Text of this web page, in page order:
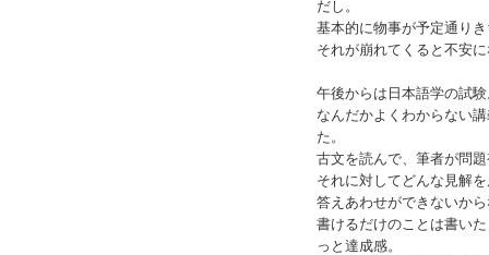
だし。
基本的に物事が予定通り
それが崩れてくると不安
午後からは日本語学の試
なんだかよくわからない
た。
古文を読んで、筆者が問
それに対してどんな見解
答えあわせができないか
書けるだけのことは書い
っと達成感。